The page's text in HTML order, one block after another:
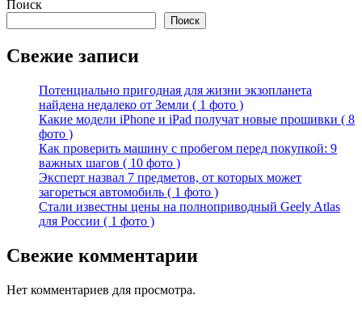
Поиск
Поиск
Свежие записи
Потенциально пригодная для жизни экзопланета
найдена недалеко от Земли ( 1 фото )
Какие модели iPhone и iPad получат новые прошивки ( 8
фото )
Как проверить машину с пробегом перед покупкой: 9
важных шагов ( 10 фото )
Эксперт назвал 7 предметов, от которых может
загореться автомобиль ( 1 фото )
Стали известны цены на полноприводный Geely Atlas
для России ( 1 фото )
Свежие комментарии
Нет комментариев для просмотра.